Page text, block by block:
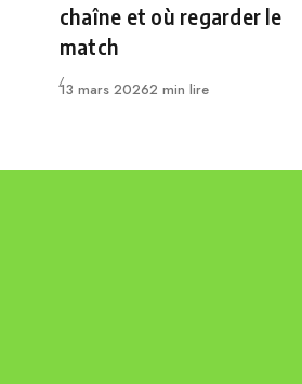
chaîne et où regarder le
match
Publié
13 mars 20262 min lire